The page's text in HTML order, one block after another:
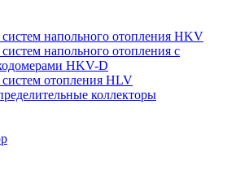
напольного отопления HKV
напольного отопления с
HKV-D
отопления HLV
коллекторы